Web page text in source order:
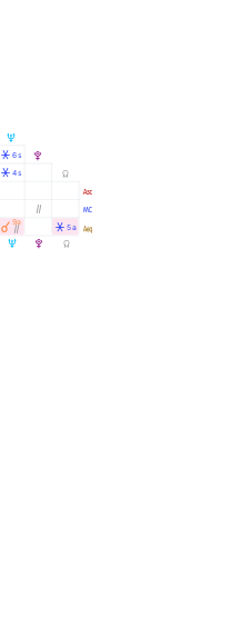
U
U
V
V
Y
Y
W
X
l
Â 6s
Â 4s
À Ò
9a
Ò
Â 5a